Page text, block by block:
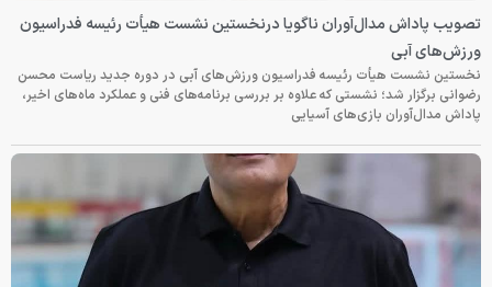
تصویب پاداش مدال‌آوران ناگویا درنخستین نشست هیأت رئیسه فدراسیون
ورزش‌های آبی
نخستین نشست هیأت رئیسه فدراسیون ورزش‌های آبی در دوره جدید ریاست محسن
رضوانی برگزار شد؛ نشستی که علاوه بر بررسی برنامه‌های فنی و عملکرد ماه‌های اخیر،
پاداش مدال‌آوران بازی‌های آسیایی